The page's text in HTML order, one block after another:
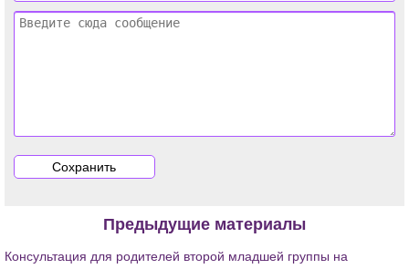
Предыдущие материалы
Консультация для родителей второй младшей группы на